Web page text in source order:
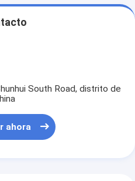
South Road, distrito de
ahora